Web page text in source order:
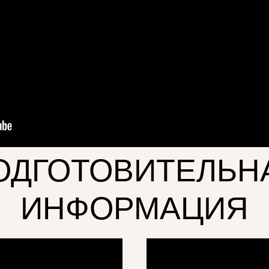
ИНФОРМАЦИЯ